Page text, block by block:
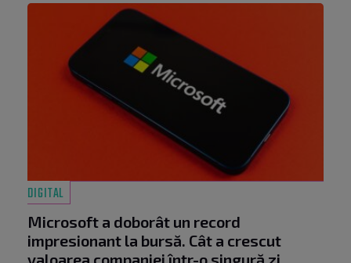
DIGITAL
Microsoft a doborât un record
impresionant la bursă. Cât a crescut
valoarea companiei într-o singură zi